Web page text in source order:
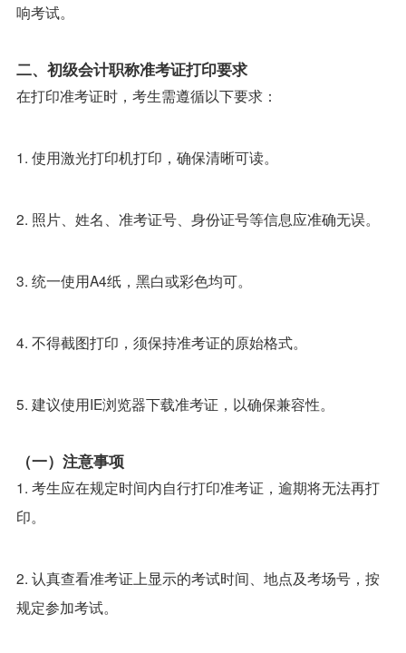
响考试。
二、初级会计职称准考证打印要求
在打印准考证时，考生需遵循以下要求：
1. 使用激光打印机打印，确保清晰可读。
2. 照片、姓名、准考证号、身份证号等信息应准确无误。
3. 统一使用A4纸，黑白或彩色均可。
4. 不得截图打印，须保持准考证的原始格式。
5. 建议使用IE浏览器下载准考证，以确保兼容性。
（一）注意事项
1. 考生应在规定时间内自行打印准考证，逾期将无法再打
印。
2. 认真查看准考证上显示的考试时间、地点及考场号，按
规定参加考试。